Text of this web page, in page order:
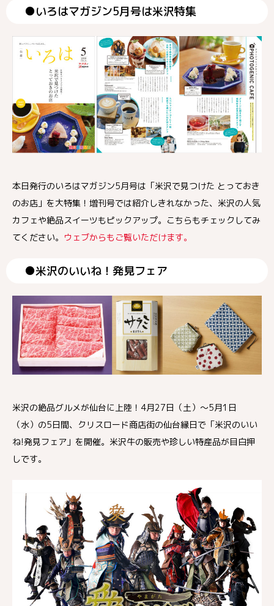
●いろはマガジン5月号は米沢特集
本日発行のいろはマガジン5月号は「米沢で見つけた とっておき
のお店」を大特集！増刊号では紹介しきれなかった、米沢の人気
カフェや絶品スイーツもピックアップ。こちらもチェックしてみ
てください。 ウェブからもご覧いただけます。
●米沢のいいね！発見フェア
米沢の絶品グルメが仙台に上陸！4月27日（土）～5月1日
（水）の5日間、クリスロード商店街の仙台縁日で「米沢のいい
ね!発見フェア」を開催。米沢牛の販売や珍しい特産品が目白押
しです。